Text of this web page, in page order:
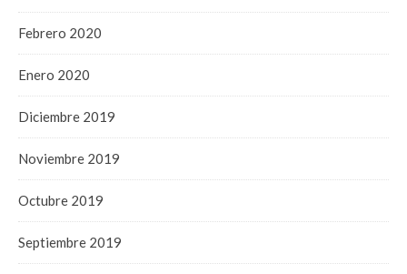
Febrero 2020
Enero 2020
Diciembre 2019
Noviembre 2019
Octubre 2019
Septiembre 2019